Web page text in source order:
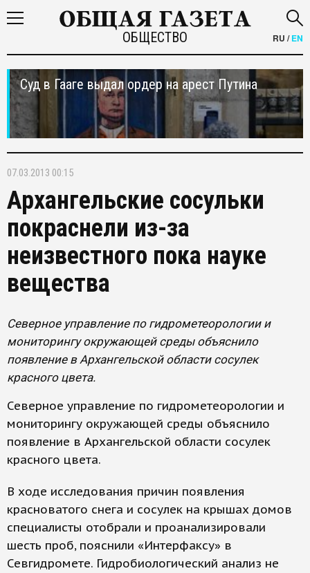
ОБЩЕСТВО RU /EN
Суд в Гааге выдал ордер на арест Путина
07.03.2013 00:15
Архангельские сосульки
покраснели из-за
неизвестного пока науке
вещества
Северное управление по гидрометеорологии и
мониторингу окружающей среды объяснило
появление в Архангельской области сосулек
красного цвета.
Северное управление по гидрометеорологии и
мониторингу окружающей среды объяснило
появление в Архангельской области сосулек
красного цвета.
В ходе исследования причин появления
красноватого снега и сосулек на крышах домов
специалисты отобрали и проанализировали
шесть проб, пояснили «Интерфаксу» в
Севгидромете. Гидробиологический анализ не